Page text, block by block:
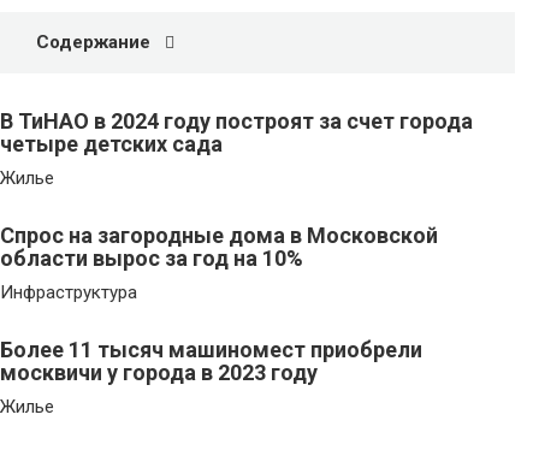
Содержание
В ТиНАО в 2024 году построят за счет города
четыре детских сада
Жилье
Спрос на загородные дома в Московской
области вырос за год на 10%
Инфраструктура
Более 11 тысяч машиномест приобрели
москвичи у города в 2023 году
Жилье